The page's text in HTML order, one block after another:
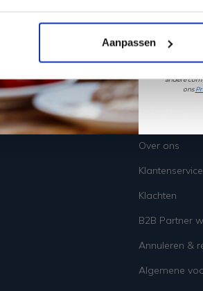
Aanpassen
Over ons
Klantenservice
Klachten
B2B Partner
Annuleren &
Algemene
andere
ons